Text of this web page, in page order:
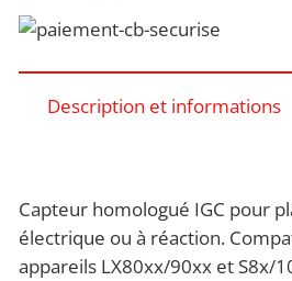
LXNAV
MOP2
UNI
Description et informations
Capteur homologué IGC pour
électrique ou à réaction.
appareils LX80xx/90xx et S8x/